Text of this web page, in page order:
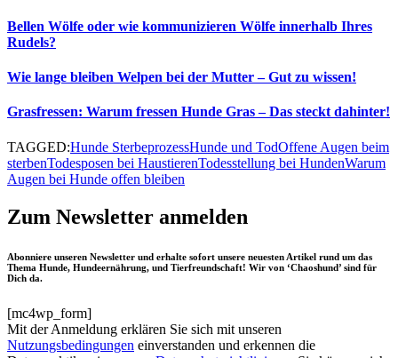
Bellen Wölfe oder wie kommunizieren Wölfe innerhalb Ihres
Rudels?
Wie lange bleiben Welpen bei der Mutter – Gut zu wissen!
Grasfressen: Warum fressen Hunde Gras – Das steckt dahinter!
TAGGED:Hunde SterbeprozessHunde und TodOffene Augen beim
sterbenTodesposen bei HaustierenTodesstellung bei HundenWarum
Augen bei Hunde offen bleiben
Zum Newsletter anmelden
Abonniere unseren Newsletter und erhalte sofort unsere neuesten Artikel rund um das
Thema Hunde, Hundeernährung, und Tierfreundschaft! Wir von ‘Chaoshund’ sind für
Dich da.
[mc4wp_form]
Mit der Anmeldung erklären Sie sich mit unseren
Nutzungsbedingungen einverstanden und erkennen die